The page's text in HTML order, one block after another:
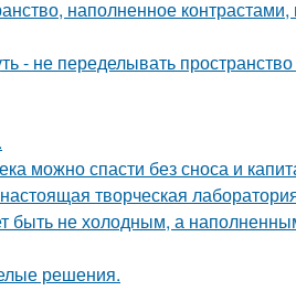
наполненное
не переделывать
можно спасти без сноса и
творческая
быть не холодным, а
решения.